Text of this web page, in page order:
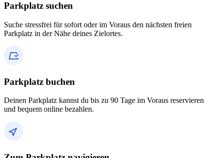
Parkplatz suchen
Suche stressfrei für sofort oder im Voraus den nächsten freien
Parkplatz in der Nähe deines Zielortes.
Parkplatz buchen
Deinen Parkplatz kannst du bis zu 90 Tage im Voraus reservieren
und bequem online bezahlen.